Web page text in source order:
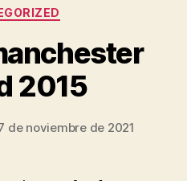
Categorías
2015
de noviembre de 2021